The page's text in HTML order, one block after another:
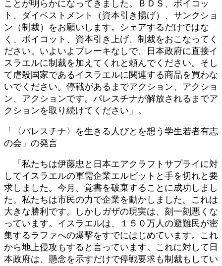
ことが明らかになってきました。ＢＤＳ、ボイコッ
ト、ダイベストメント（資本引き揚げ）、サンクショ
ン（制裁）をお願いします。シェアするだけではな
く、ボイコット、資本引き上げ、制裁をおこなってく
ださい。いよいよブレーキなしで、日本政府に直接イ
スラエルに制裁を加えてくれと頼んでください。そし
て虐殺国家であるイスラエルに関連する商品を買わな
いでください。停戦があるまでアクション、アクショ
ン、アクションです。パレスチナが解放されるまでア
クションを取り続けてください」。
「〈パレスチナ〉を生きる人びとを想う学生若者有志
の会」の発言
「私たちは伊藤忠と日本エアクラフトサプライに対
してイスラエルの軍需企業エルビットと手を切れと要
求しました。今月、覚書を破棄することに成功しまし
た。私たちは市民の力で企業を動かしました。これは
大きな勝利です。しかしガザの現実は、刻一刻悪くな
っています。イスラエルは、１５０万人の避難民が密
集するラファへの爆撃をすでにはじめています。これ
から地上侵攻もすると言っています。これに対して日
本政府は、懸念を示すだけで停戦要求も制裁もしてい